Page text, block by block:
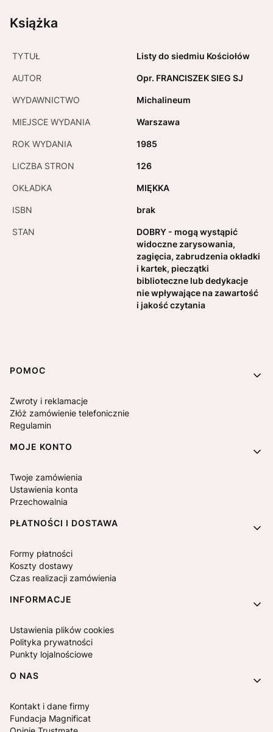
Książka
TYTUŁ Listy do siedmiu Kościołów
AUTOR Opr. FRANCISZEK SIEG SJ
WYDAWNICTWO Michalineum
MIEJSCE WYDANIA Warszawa
ROK WYDANIA 1985
LICZBA STRON 126
OKŁADKA MIĘKKA
ISBN brak
STAN
DOBRY - mogą wystąpić
widoczne zarysowania,
zagięcia, zabrudzenia okładki
i kartek, pieczątki
biblioteczne lub dedykacje
nie wpływające na zawartość
i jakość czytania
Linki w stopce
POMOC
Zwroty i reklamacje
Złóż zamówienie telefonicznie
Regulamin
MOJE KONTO
Twoje zamówienia
Ustawienia konta
Przechowalnia
PŁATNOŚCI I DOSTAWA
Formy płatności
Koszty dostawy
Czas realizacji zamówienia
INFORMACJE
Ustawienia plików cookies
Polityka prywatności
Punkty lojalnościowe
O NAS
Kontakt i dane firmy
Fundacja Magnificat